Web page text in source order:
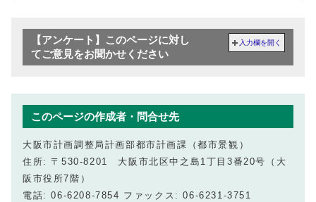
【アンケート】このページに対し
てご意見をお聞かせください
入力欄を開く
このページの作成者・問合せ先
大阪市計画調整局計画部都市計画課（都市景観）
住所: 〒530-8201 大阪市北区中之島1丁目3番20号（大
阪市役所7階）
電話: 06-6208-7854 ファックス: 06-6231-3751